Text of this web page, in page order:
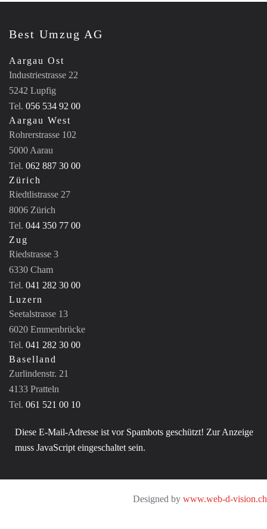
Best Umzug AG
Aargau Ost
Industriestrasse 22
5242 Lupfig
Tel. 056 534 92 00
Aargau West
Rohrerstrasse 102
5000 Aarau
Tel. 062 887 30 00
Zürich
Riedtlistrasse 27
8006 Zürich
Tel. 044 350 77 00
Zug
Riedstrasse 3
6330 Cham
Tel. 041 282 30 00
Luzern
Seetalstrasse 13
6020 Emmenbrücke
Tel. 041 282 30 00
Baselland
Zurlindenstr. 21
4133 Pratteln
Tel. 061 521 00 10
Diese E-Mail-Adresse ist vor Spambots geschützt! Zur Anzeige
muss JavaScript eingeschaltet sein.
Designed by www.web-d-vision.ch